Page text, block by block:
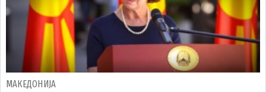
МАКЕДОНИЈА